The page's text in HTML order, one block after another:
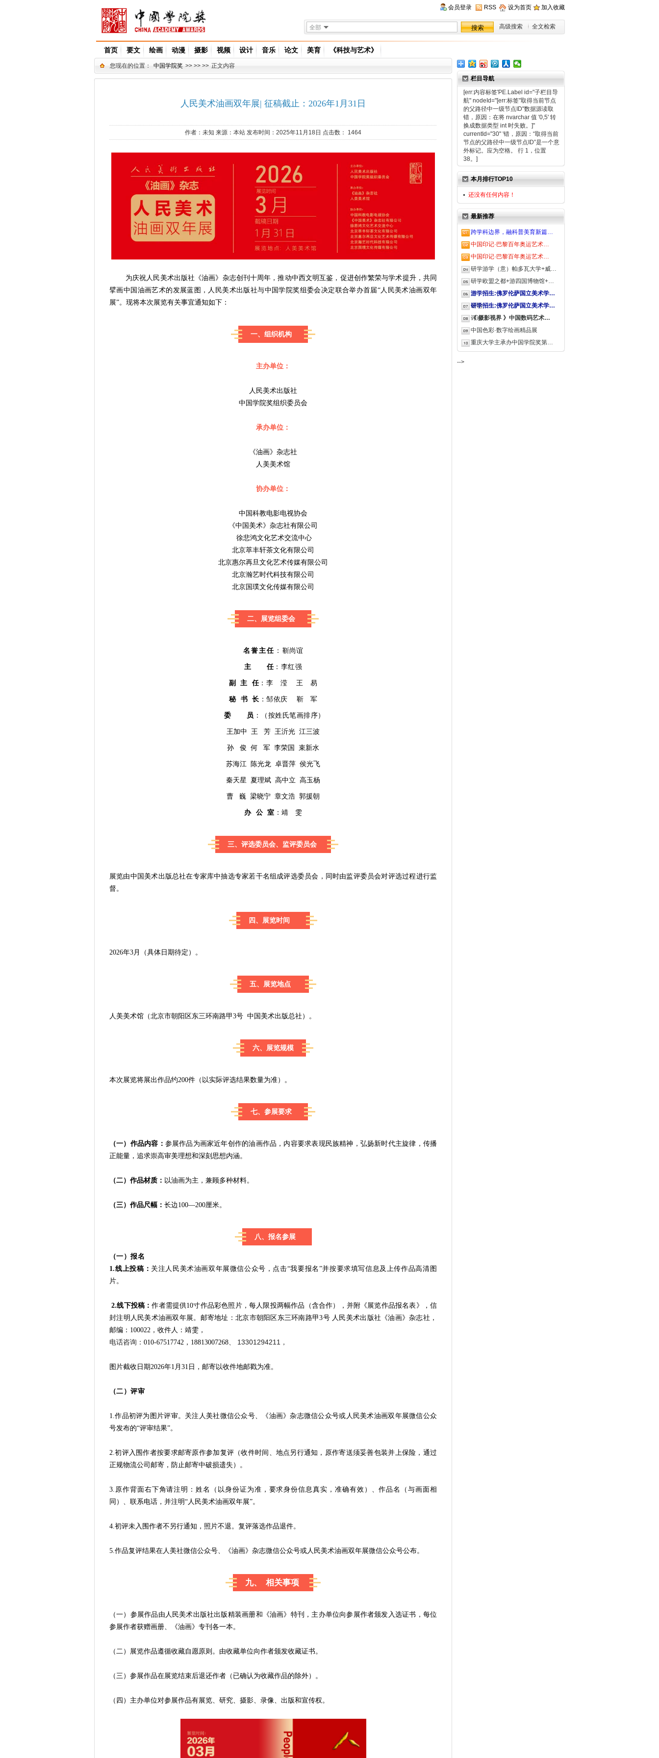
会员登录 RSS 设为首页 加入收藏
高级搜索 全文检索
全部
首页 要文 绘画 动漫 摄影 视频 设计 音乐 论文 美育 《科技与艺术》
栏目导航
[err:内容标签'PE.Label id="子栏目导
航" nodeId="[err:标签"取得当前节点
的父路径中一级节点ID"数据源读取
错，原因：在将 nvarchar 值 '0,5' 转
换成数据类型 int 时失败。]"
currentId="30" '错，原因：“取得当前
节点的父路径中一级节点ID”是一个意
外标记。应为空格。 行 1，位置
38。]
本月排行TOP10
还没有任何内容！
最新推荐
跨学科边界，融科普美育新篇…
中国印记·巴黎百年奥运艺术…
中国印记·巴黎百年奥运艺术…
研学游学（意）帕多瓦大学+威…
研学欧盟之都+游四国博物馆+…
游学招生:佛罗伦萨国立美术学…
评论
研学招生:佛罗伦萨国立美术学…
评论
《 摄影视界 》中国数码艺术…
中国色彩·数字绘画精品展
重庆大学主承办中国学院奖第…
-->
您现在的位置： 中国学院奖 >> >> >> 正文内容
人民美术油画双年展| 征稿截止：2026年1月31日
作者： 未知 来源： 本站 发布时间：2025年11月18日 点击数： 1464
为庆祝人民美术出版社《油画》杂志创刊十周年，推动中西文明互鉴，促进创作繁荣与学术提升，共同
擘画中国油画艺术的发展蓝图，人民美术出版社与中国学院奖组委会决定联合举办首届“人民美术油画双年
展”。现将本次展览有关事宜通知如下：
一、组织机构
主办单位：
人民美术出版社
中国学院奖组织委员会
承办单位：
《油画》杂志社
人美美术馆
协办单位：
中国科教电影电视协会
《中国美术》杂志社有限公司
徐悲鸿文化艺术交流中心
北京萃丰轩茶文化有限公司
北京惠尔再旦文化艺术传媒有限公司
北京瀚艺时代科技有限公司
北京国璞文化传媒有限公司
二、展览组委会
名誉主任 ： 靳尚谊
主 任： 李红强
副 主 任： 李 滢 王 易
秘 书 长 ：邹依庆 靳 军
委 员 ： （按姓氏笔画排序）
王加中 王 芳 王沂光 江三波
孙 俊 何 军 李荣国 束新水
苏海江 陈光龙 卓晋萍 侯光飞
秦天星 夏理斌 高中立 高玉杨
曹 巍 梁晓宁 章文浩 郭援朝
办 公 室 ： 靖 雯
三、评选委员会、监评委员会
展览由中国美术出版总社在专家库中抽选专家若干名组成评选委员会，同时由监评委员会对评选过程进行监
督。
四、展览时间
2026年3月（具体日期待定）。
五、展览地点
人美美术馆（北京市朝阳区东三环南路甲3号 中国美术出版总社）。
六、展览规模
本次展览将展出作品约200件（以实际评选结果数量为准）。
七、参展要求
（一）作品内容： 参展作品为画家近年创作的油画作品，内容要求表现民族精神，弘扬新时代主旋律，传播
正能量，追求崇高审美理想和深刻思想内涵。
（二）作品材质： 以油画为主，兼顾多种材料。
（三）作品尺幅： 长边100—200厘米。
八、报名参展
（一）报名
1.线上投稿： 关注人民美术油画双年展微信公众号，点击“我要报名”并按要求填写信息及上传作品高清图
片。
2.线下投稿：作者需提供10寸作品彩色照片，每人限投两幅作品（含合作），并附《展览作品报名表》，信
封注明人民美术油画双年展。邮寄地址：北京市朝阳区东三环南路甲3号 人民美术出版社《油画》杂志社，
邮编：100022， 收件人：靖雯，
电话咨询： 010-67517742，18813007268 、 13301294211，
图片截收日期2026年1月31日，邮寄以收件地邮戳为准。
（二）评审
1.作品初评为图片评审。关注人美社微信公众号、《油画》杂志微信公众号或人民美术油画双年展微信公众
号发布的“评审结果”。
2.初评入围作者按要求邮寄原作参加复评（收件时间、地点另行通知，原作寄送须妥善包装并上保险，通过
正规物流公司邮寄，防止邮寄中破损遗失）。
3.原作背面右下角请注明：姓名（以身份证为准，要求身份信息真实，准确有效）、作品名（与画面相
同）、联系电话，并注明“人民美术油画双年展”。
4.初评未入围作者不另行通知，照片不退。复评落选作品退件。
5.作品复评结果在人美社微信公众号、《油画》杂志微信公众号或人民美术油画双年展微信公众号公布。
九、 相关事项
（一）参展作品由人民美术出版社出版精装画册和《油画》特刊，主办单位向参展作者颁发入选证书，每位
参展作者获赠画册、《油画》专刊各一本。
（二）展览作品遵循收藏自愿原则。由收藏单位向作者颁发收藏证书。
（三）参展作品在展览结束后退还作者（已确认为收藏作品的除外）。
（四）主办单位对参展作品有展览、研究、摄影、录像、出版和宣传权。